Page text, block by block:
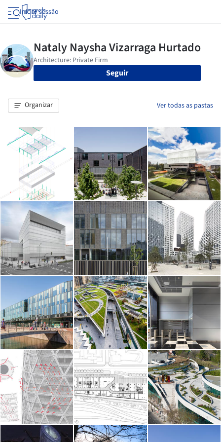
Iniciar sessão
Seguir
Organizar Ver todas as pastas